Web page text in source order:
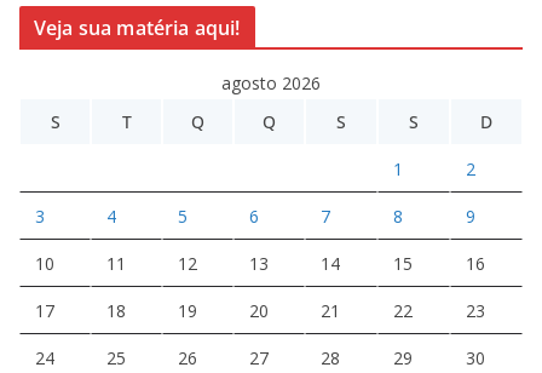
Veja sua matéria aqui!
agosto 2026
S
T Q Q S S D
1 2
3 4 5 6 7 8 9
10 11 12 13 14 15 16
17 18 19 20 21 22 23
24 25 26 27 28 29 30